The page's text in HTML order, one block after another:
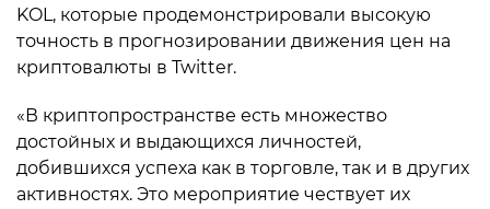
KOL, которые продемонстрировали высокую
точность в прогнозировании движения цен на
криптовалюты в Twitter.
«В криптопространстве есть множество
достойных и выдающихся личностей,
добившихся успеха как в торговле, так и в других
активностях. Это мероприятие чествует их